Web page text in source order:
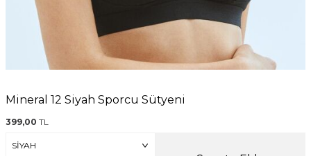
Mineral 12 Siyah Sporcu Sütyeni
399,00 TL